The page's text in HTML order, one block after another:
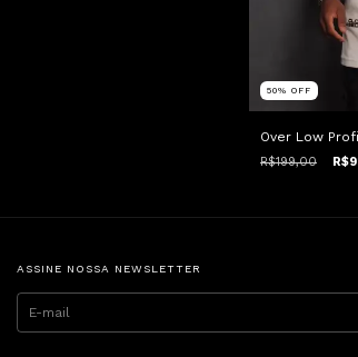
50% OFF
Over Low
R$199,00
ASSINE NOSSA NEWSLETTER